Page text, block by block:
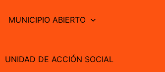
MUNICIPIO ABIERTO
UNIDAD DE ACCIÓN SOCIAL